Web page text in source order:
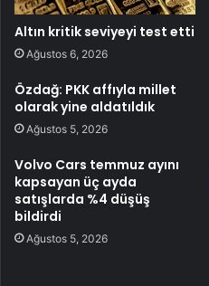
Altın kritik seviyeyi test etti
Ağustos 6, 2026
Özdağ: PKK affıyla millet
olarak yine aldatıldık
Ağustos 5, 2026
Volvo Cars temmuz ayını
kapsayan üç ayda
satışlarda %4 düşüş
bildirdi
Ağustos 5, 2026